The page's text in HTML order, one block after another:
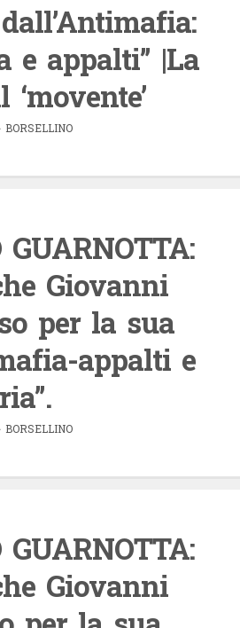
e appalti” |La
BORSELLINO
GUARNOTTA:
Giovanni
per la sua
appalti e
BORSELLINO
GUARNOTTA:
Giovanni